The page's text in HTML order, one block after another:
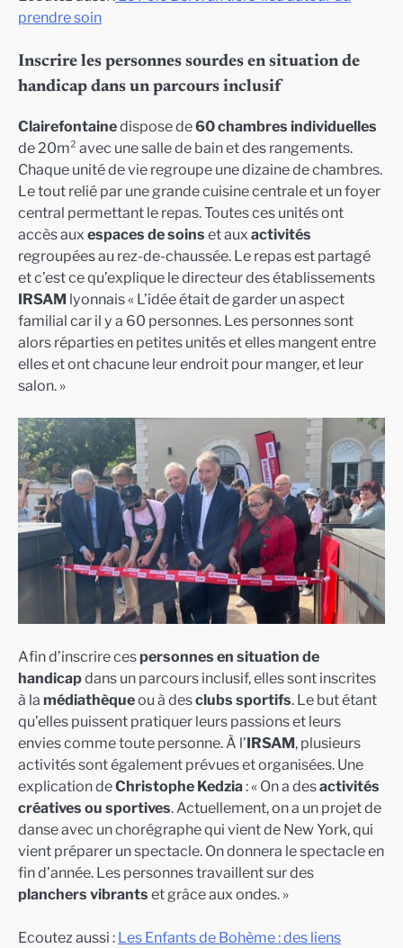
prendre soin
Inscrire les personnes sourdes en situation de
handicap dans un parcours inclusif
Clairefontainedispose de60 chambres individuelles
de 20m² avec une salle de bain et des rangements.
Chaque unité de vie regroupe une dizaine de chambres.
Le tout relié par une grande cuisine centrale et un foyer
central permettant le repas. Toutes ces unités ont
accès aux espaces de soins et aux activités
regroupées au rez-de-chaussée. Le repas est partagé
et c’est ce qu’explique le directeur des établissements
IRSAM lyonnais « L’idée était de garder un aspect
familial car il y a 60 personnes. Les personnes sont
alors réparties en petites unités et elles mangent entre
elles et ont chacune leur endroit pour manger, et leur
salon. »
Afin d’inscrire ces personnes en situation de
handicapdans un parcours inclusif, elles sont inscrites
à la médiathèqueou à desclubs sportifs. Le but étant
qu’elles puissent pratiquer leurs passions et leurs
envies comme toute personne. À l’IRSAM, plusieurs
activités sont également prévues et organisées. Une
explication deChristophe Kedzia: « On a desactivités
créatives ou sportives. Actuellement, on a un projet de
danse avec un chorégraphe qui vient de New York, qui
vient préparer un spectacle. On donnera le spectacle en
fin d’année. Les personnes travaillent sur des
planchers vibrants et grâce aux ondes. »
Ecoutez aussi : Les Enfants de Bohème : des liens